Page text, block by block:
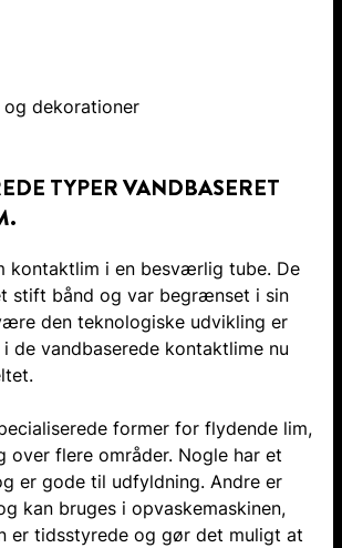
og dekorationer
TYPER VANDBASERET
kontaktlim i en besværlig tube. De
stift bånd og var begrænset i sin
den teknologiske udvikling er
de vandbaserede kontaktlime nu
former for flydende lim,
flere områder. Nogle har et
er gode til udfyldning. Andre er
kan bruges i opvaskemaskinen,
er tidsstyrede og gør det muligt at